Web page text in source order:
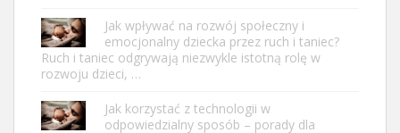
Jak wpływać na rozwój społeczny i
emocjonalny dziecka przez ruch i taniec?
Ruch i taniec odgrywają niezwykle istotną rolę w
rozwoju dzieci, …
Jak korzystać z technologii w
odpowiedzialny sposób – porady dla